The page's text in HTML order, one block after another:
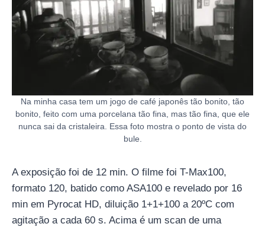
Na minha casa tem um jogo de café japonês tão bonito, tão
bonito, feito com uma porcelana tão fina, mas tão fina, que ele
nunca sai da cristaleira. Essa foto mostra o ponto de vista do
bule.
A exposição foi de 12 min. O filme foi T-Max100,
formato 120, batido como ASA100 e revelado por 16
min em Pyrocat HD, diluição 1+1+100 a 20ºC com
agitação a cada 60 s. Acima é um scan de uma